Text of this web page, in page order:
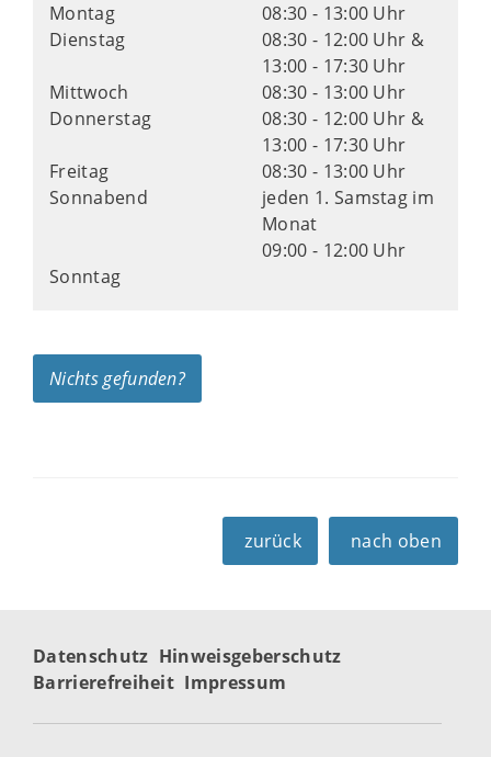
Montag
08:30 - 13:00 Uhr
Dienstag
08:30 - 12:00 Uhr &
13:00 - 17:30 Uhr
Mittwoch
08:30 - 13:00 Uhr
Donnerstag
08:30 - 12:00 Uhr &
13:00 - 17:30 Uhr
Freitag
08:30 - 13:00 Uhr
Sonnabend
jeden 1. Samstag im
Monat
09:00 - 12:00 Uhr
Sonntag
Nichts gefunden?
zurück nach oben
Datenschutz Hinweisgeberschutz
Barrierefreiheit Impressum